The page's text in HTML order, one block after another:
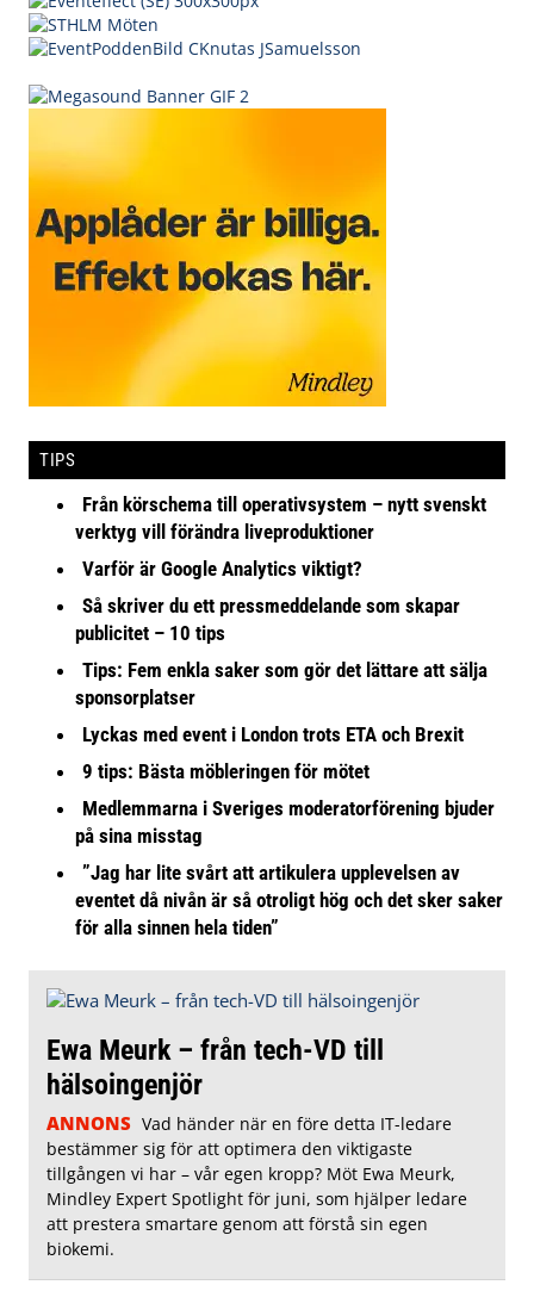
TIPS
Från körschema till operativsystem – nytt svenskt
verktyg vill förändra liveproduktioner
Varför är Google Analytics viktigt?
Så skriver du ett pressmeddelande som skapar
publicitet – 10 tips
Tips: Fem enkla saker som gör det lättare att sälja
sponsorplatser
Lyckas med event i London trots ETA och Brexit
9 tips: Bästa möbleringen för mötet
Medlemmarna i Sveriges moderatorförening bjuder
på sina misstag
”Jag har lite svårt att artikulera upplevelsen av
eventet då nivån är så otroligt hög och det sker saker
för alla sinnen hela tiden”
Ewa Meurk – från tech-VD till
hälsoingenjör
ANNONS Vad händer när en före detta IT-ledare
bestämmer sig för att optimera den viktigaste
tillgången vi har – vår egen kropp? Möt Ewa Meurk,
Mindley Expert Spotlight för juni, som hjälper ledare
att prestera smartare genom att förstå sin egen
biokemi.